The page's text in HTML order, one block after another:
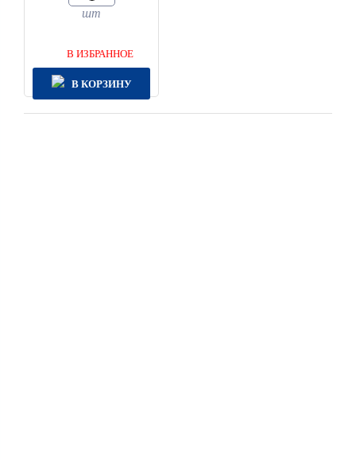
шт
В ИЗБРАННОЕ
В КОРЗИНУ